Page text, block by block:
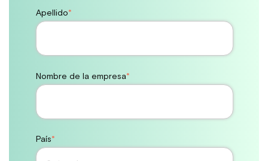
Apellido*
Nombre de la empresa*
País*